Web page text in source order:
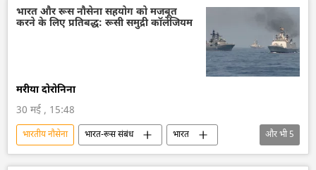
पनडुब्बी
भारत और रूस नौसेना सहयोग को मजबूत
करने के लिए प्रतिबद्ध: रूसी समुद्री कॉलेजियम
मरीया दोरोनिना
30 मई , 15:48
भारतीय नौसेना भारत-रूस संबंध
भारत
रूस
द्विपक्षीय रिश्ते
द्विपक्षीय व्यापार
और भी5